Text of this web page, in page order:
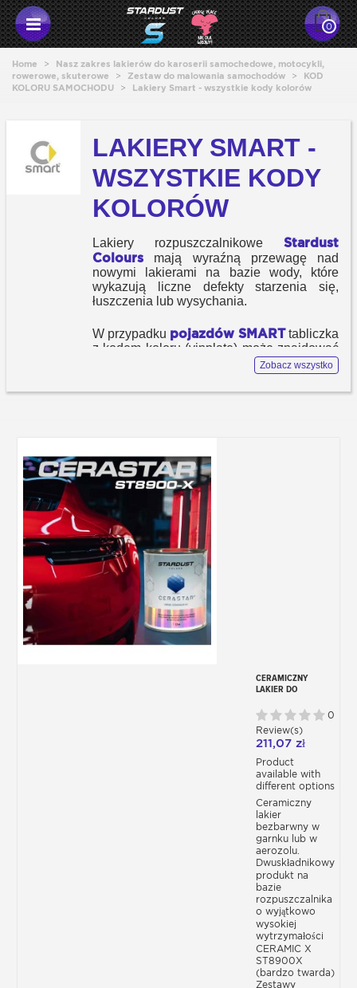
0
Home >
Nasz zakres lakierów do karoserii samochedowe, motocykli,
rowerowe, skuterowe
> Zestaw do malowania samochodów >
KOD
KOLORU SAMOCHODU
> Lakiery Smart - wszystkie kody kolorów
LAKIERY SMART -
WSZYSTKIE KODY
KOLORÓW
Lakiery rozpuszczalnikoweStardust
Colours mają wyraźną przewagę nad
nowymi lakierami na bazie wody, które
wykazują liczne defekty starzenia się,
łuszczenia lub wysychania.
W przypadku pojazdów SMARTtabliczka
z kodem koloru (vinplate) może znajdować
się w dwóch różnych miejscach:
pasażera).
poniżej zdjęciom ilustrującym lokalizację.
Kod koloru zawsze składa się z trzech
znaków (liter lub cyfr).
Lakiery do Smart,
warstwa bazowa 1C i
lakier błyszczący
W tej kategorii znajdziesz wszystkie
potrzebne produkty do malowania karoserii
twojego modelu samochodu, zgodnie z
Lakier rozpuszczalnikowy na bazie
Zobacz wszystko
CERAMICZNY
LAKIER DO
CERASTAR X
ST8900X
0
Review(s)
211,07 zł
Product
available with
different options
Ceramiczny
lakier
bezbarwny w
garnku lub w
aerozolu.
Dwuskładnikowy
produkt na
bazie
rozpuszczalnika
o wyjątkowo
wysokiej
wytrzymałości
CERAMIC X
ST8900X
(bardzo twarda)
Zestawy